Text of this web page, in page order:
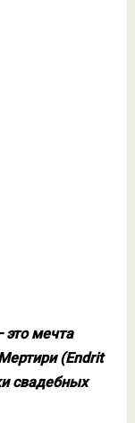
это мечта
(Endrit
свадебных